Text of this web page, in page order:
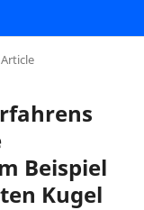
Article
Beispiel
Kugel